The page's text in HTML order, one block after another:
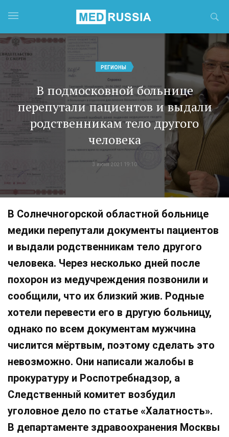
РЕГИОНЫ
В подмосковной больнице
перепутали пациентов и выдали
родственникам тело другого
человека
3 июня 2021 19:10
В Солнечногорской областной больнице
медики перепутали документы пациентов
и выдали родственникам тело другого
человека. Через несколько дней после
похорон из медучреждения позвонили и
сообщили, что их близкий жив. Родные
хотели перевести его в другую больницу,
однако по всем документам мужчина
числится мёртвым, поэтому сделать это
невозможно. Они написали жалобы в
прокуратуру и Роспотребнадзор, а
Следственный комитет возбудил
уголовное дело по статье «Халатность».
В департаменте здравоохранения Москвы